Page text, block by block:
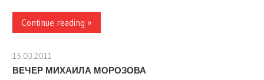
Continue reading »
15.03.2011
ВЕЧЕР МИХАИЛА МОРОЗОВА